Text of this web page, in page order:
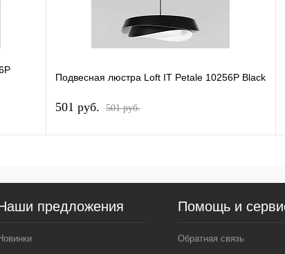
Подвесная люстра Loft IT Petale 10256P Black
501 pуб. 501 pуб.
предложения Помощь и
Обратная связь